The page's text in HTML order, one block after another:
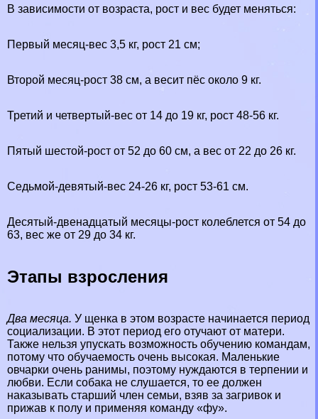
В зависимости от возраста, рост и вес будет меняться:
Первый месяц-вес 3,5 кг, рост 21 см;
Второй месяц-рост 38 см, а весит пёс около 9 кг.
Третий и четвертый-вес от 14 до 19 кг, рост 48-56 кг.
Пятый шестой-рост от 52 до 60 см, а вес от 22 до 26 кг.
Седьмой-девятый-вес 24-26 кг, рост 53-61 см.
Десятый-двенадцатый месяцы-рост колeблется от 54 до
63, вес же от 29 до 34 кг.
Этапы взросления
Два месяца. У щенка в этом возрасте начинается период
социализации. В этот период его отучают от матери.
Также нельзя упускать возможность обучению комaндам,
потому что обучаемость очень высокая. Маленькие
овчарки очень ранимы, поэтому нуждаются в терпении и
любви. Если собака не слушается, то ее должен
наказывать старший члeн семьи, взяв за загривок и
прижав к полу и применяя комaнду «фу».